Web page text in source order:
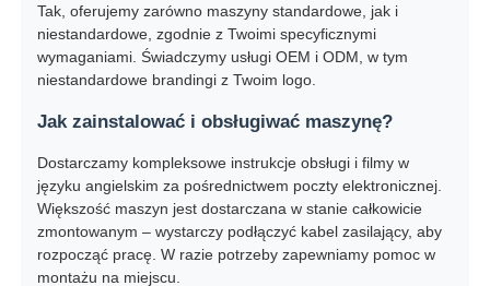
Tak, oferujemy zarówno maszyny standardowe, jak i
niestandardowe, zgodnie z Twoimi specyficznymi
wymaganiami. Świadczymy usługi OEM i ODM, w tym
niestandardowe brandingi z Twoim logo.
Jak zainstalować i obsługiwać maszynę?
Dostarczamy kompleksowe instrukcje obsługi i filmy w
języku angielskim za pośrednictwem poczty elektronicznej.
Większość maszyn jest dostarczana w stanie całkowicie
zmontowanym – wystarczy podłączyć kabel zasilający, aby
rozpocząć pracę. W razie potrzeby zapewniamy pomoc w
montażu na miejscu.